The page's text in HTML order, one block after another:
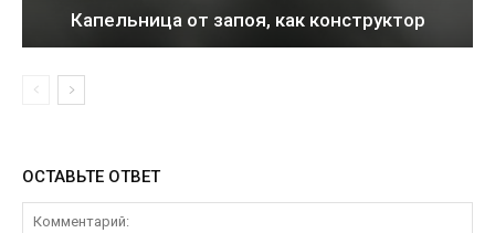
Капельница от запоя, как конструктор
ОСТАВЬТЕ ОТВЕТ